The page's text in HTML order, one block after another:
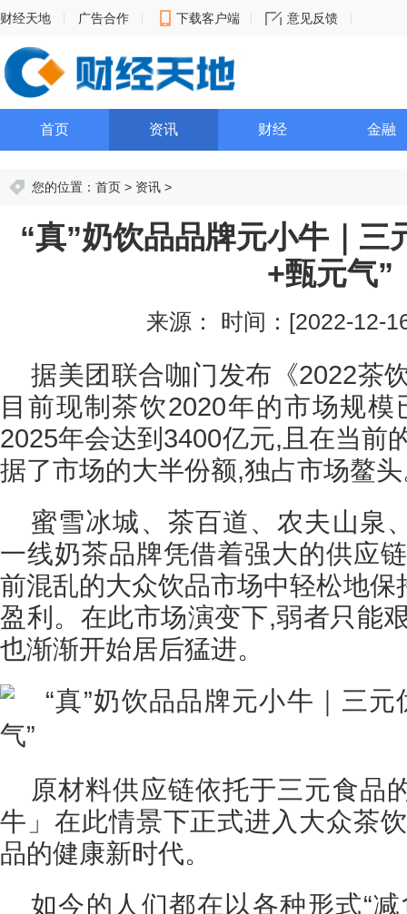
财经天地 广告合作 下载客户端 意见反馈
首页 资讯 财经 金融
您的位置： 首页 > 资讯 >
“真”奶饮品品牌元小牛｜三
+甄元气”
来源： 时间：[2022-12-
据美团联合咖门发布《2022茶
目前现制茶饮2020年的市场规
2025年会达到3400亿元,且在当前
据了市场的大半份额,独占市场鳌
蜜雪冰城、茶百道、农夫山泉
一线奶茶品牌凭借着强大的供应
前混乱的大众饮品市场中轻松地
盈利。在此市场演变下,弱者只能
也渐渐开始居后猛进。
原材料供应链依托于三元食品
牛」在此情景下正式进入大众茶
品的健康新时代。
如今的人们都在以各种形式“